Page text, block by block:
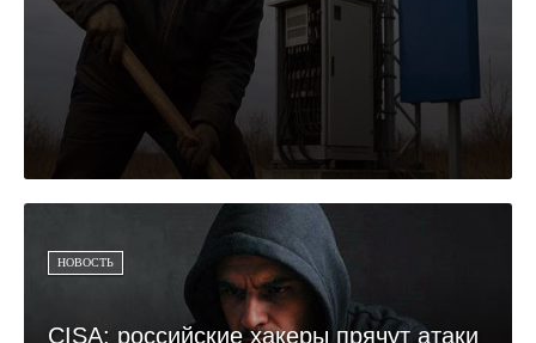
НОВОСТЬ
CISA: российские хакеры прячут атаки